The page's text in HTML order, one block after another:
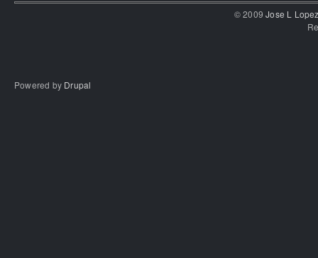
© 2009Jose L
Powered by Drupal